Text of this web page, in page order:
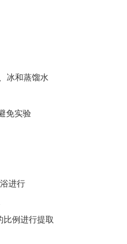
冰和蒸馏水
免实验
进行
比例进行提取